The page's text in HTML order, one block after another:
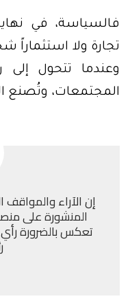
فالسياسة، في
تجارة ولا استثماراً
وعندما تتحول إلى
المجتمعات، وتُصنع
إن الآراء والمواقف
المنشورة على
تعكس بالضرورة رأي